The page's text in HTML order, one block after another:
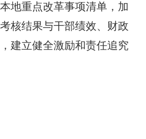
地重点改革事项清单，加
核结果与干部绩效、财政
建立健全激励和责任追究